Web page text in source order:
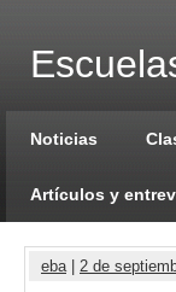
Noticias
Artículos y
eba| 2 de